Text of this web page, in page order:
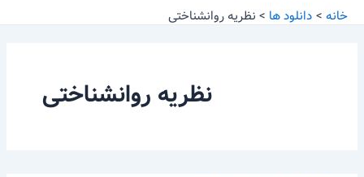
خانه دانلود ها نظریه روانشناختی
نظریه روانشناختی